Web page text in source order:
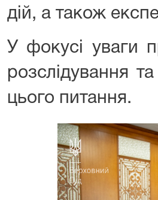
дій, а також
У фокусі уваги
розслідування
цього питання.